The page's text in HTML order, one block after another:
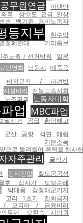
공무원연금
아덴만
혹
상수도 요금 인상
송 백기완 경비노동자
등지부
현수막
철폐연대 키리졸브
주노총 / 선거방침
일본
민영화 남원시 떼죽음
비정규직 / 파견법
시설비리
전북고속지회
노조파괴 노동자대회
업 MBC파업
궐선거 공급
황당해고
군산 공항
석면 매립
기본소득
으로 몰려들어 폭력을 행
자주관리
굴삭기
강제진압
철도공공성
호 십자가 도보순례
박대용
강정해군기지
고리 1호기
집회금지
/ 모피아 / 금융비리
무제
오현숙 시의원